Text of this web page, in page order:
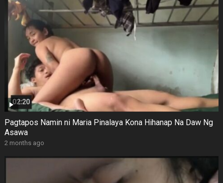
Pagtapos Namin ni Maria Pinalaya Kona Hihanap Na Daw Ng
Asawa
2 months ago